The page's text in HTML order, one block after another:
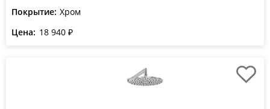
Покрытие: Хром
Цена: 18 940 ₽